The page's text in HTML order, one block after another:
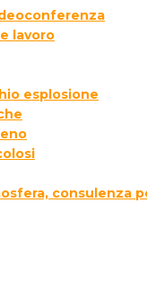
lavoro
esplosione
consulenza